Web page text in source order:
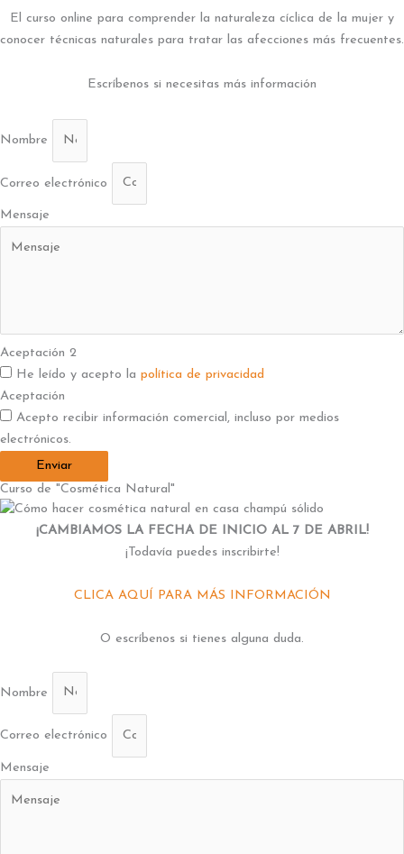
El curso online para comprender la naturaleza cíclica de la mujer y
conocer técnicas naturales para tratar las afecciones más frecuentes.
Escríbenos si necesitas más información
Nombre
Correo electrónico
Mensaje
Aceptación 2
He leído y acepto la política de privacidad
Aceptación
Acepto recibir información comercial, incluso por medios
electrónicos.
Enviar
Curso de "Cosmética Natural"
¡CAMBIAMOS LA FECHA DE INICIO AL 7 DE ABRIL!
¡Todavía puedes inscribirte!
CLICA AQUÍ PARA MÁS INFORMACIÓN
O escríbenos si tienes alguna duda.
Nombre
Correo electrónico
Mensaje